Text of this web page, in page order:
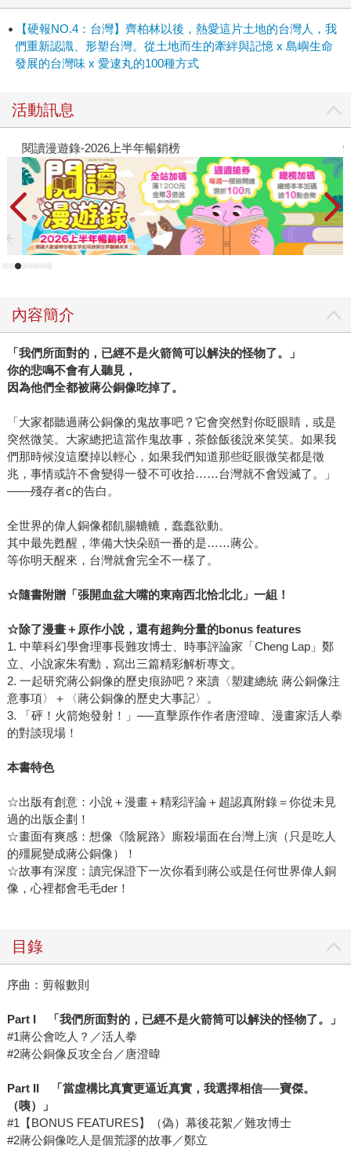
【硬報NO.4：台灣】齊柏林以後，熱愛這片土地的台灣人，我
們重新認識、形塑台灣。從土地而生的牽絆與記憶 x 島嶼生命
發展的台灣味 x 愛逮丸的100種方式
活動訊息
閱讀漫遊錄-2026上半年暢銷榜
內容簡介
「我們所面對的，已經不是火箭筒可以解決的怪物了。」
你的悲鳴不會有人聽見，
因為他們全都被蔣公銅像吃掉了。
「大家都聽過蔣公銅像的鬼故事吧？它會突然對你眨眼睛，或是
突然微笑。大家總把這當作鬼故事，茶餘飯後說來笑笑。如果我
們那時候沒這麼掉以輕心，如果我們知道那些眨眼微笑都是徵
兆，事情或許不會變得一發不可收拾……台灣就不會毀滅了。」
——殘存者c的告白。
全世界的偉人銅像都飢腸轆轆，蠢蠢欲動。
其中最先甦醒，準備大快朵頤一番的是……蔣公。
等你明天醒來，台灣就會完全不一樣了。
☆隨書附贈「張開血盆大嘴的東南西北恰北北」一組！
☆除了漫畫＋原作小說，還有超夠分量的bonus features
1. 中華科幻學會理事長難攻博士、時事評論家「Cheng Lap」鄭
立、小說家朱宥勳，寫出三篇精彩解析專文。
2. 一起研究蔣公銅像的歷史痕跡吧？來讀〈塑建總統 蔣公銅像注
意事項〉＋〈蔣公銅像的歷史大事記〉。
3. 「砰！火箭炮發射！」──直擊原作作者唐澄暐、漫畫家活人拳
的對談現場！
本書特色
☆出版有創意：小說＋漫畫＋精彩評論＋超認真附錄＝你從未見
過的出版企劃！
☆畫面有爽感：想像《陰屍路》廝殺場面在台灣上演（只是吃人
的殭屍變成蔣公銅像）！
☆故事有深度：讀完保證下一次你看到蔣公或是任何世界偉人銅
像，心裡都會毛毛der！
目錄
序曲：剪報數則
Part I「我們所面對的，已經不是火箭筒可以解決的怪物了。」
#1蔣公會吃人？／活人拳
#2蔣公銅像反攻全台／唐澄暐
Part II「當虛構比真實更逼近真實，我選擇相信──寶傑。
（咦）」
#1【BONUS FEATURES】（偽）幕後花絮／難攻博士
#2蔣公銅像吃人是個荒謬的故事／鄭立